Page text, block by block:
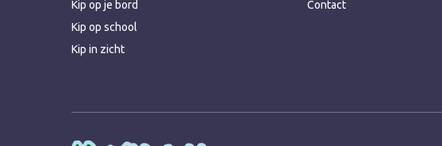
Kip op je bord
Kip op school
Kip in zicht
Contact